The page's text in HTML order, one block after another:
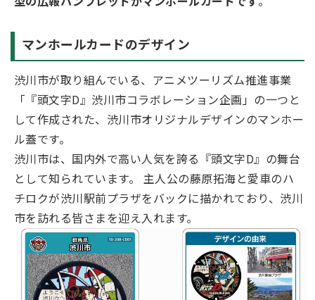
マンホールカードのデザイン
渋川市が取り組んでいる、アニメツーリズム推進事業
「『頭文字D』渋川市コラボレーション企画」の一つと
して作成された、渋川市オリジナルデザインのマンホー
ル蓋です。
渋川市は、国内外で高い人気を誇る『頭文字D』の舞台
として知られています。 主人公の藤原拓海と愛車のハ
チロクが渋川駅前プラザをバックに描かれており、渋川
市を訪れる皆さまを迎え入れます。